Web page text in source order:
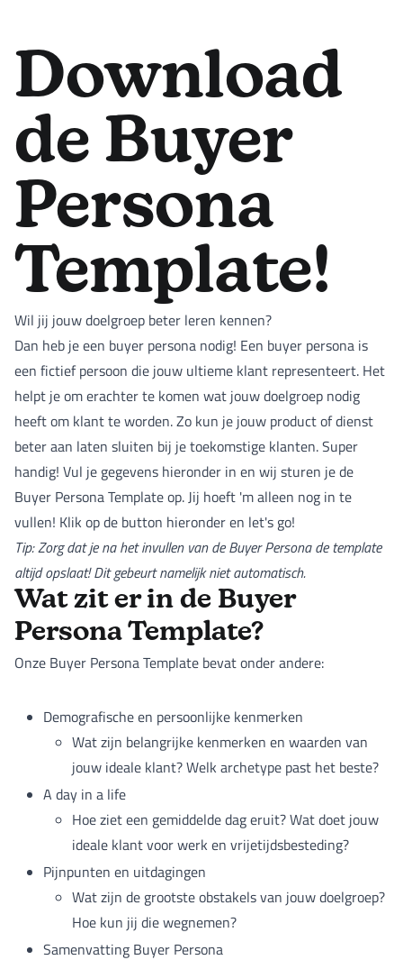
Download
de Buyer
Persona
Template!
Wil jij jouw doelgroep beter leren kennen?
Dan heb je een buyer persona nodig! Een buyer persona is
een fictief persoon die jouw ultieme klant representeert. Het
helpt je om erachter te komen wat jouw doelgroep nodig
heeft om klant te worden. Zo kun je jouw product of dienst
beter aan laten sluiten bij je toekomstige klanten. Super
handig! Vul je gegevens hieronder in en wij sturen je de
Buyer Persona Template op. Jij hoeft 'm alleen nog in te
vullen! Klik op de button hieronder en let's go!
Tip: Zorg dat je na het invullen van de Buyer Persona de template
altijd opslaat! Dit gebeurt namelijk niet automatisch.
Wat zit er in de Buyer
Persona Template?
Onze Buyer Persona Template bevat onder andere:
Demografische en persoonlijke kenmerken
Wat zijn belangrijke kenmerken en waarden van
jouw ideale klant? Welk archetype past het beste?
A day in a life
Hoe ziet een gemiddelde dag eruit? Wat doet jouw
ideale klant voor werk en vrijetijdsbesteding?
Pijnpunten en uitdagingen
Wat zijn de grootste obstakels van jouw doelgroep?
Hoe kun jij die wegnemen?
Samenvatting Buyer Persona